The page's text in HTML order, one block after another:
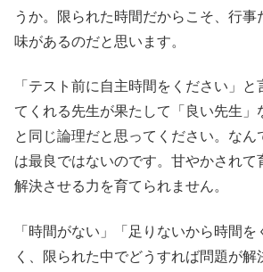
うか。限られた時間だからこそ、行
味があるのだと思います。
「テスト前に自主時間をください」
てくれる先生が果たして「良い先生」
と同じ論理だと思ってください。なん
は最良ではないのです。甘やかされて
解決させる力を育てられません。
「時間がない」「足りないから時間
く、限られた中でどうすれば問題が解